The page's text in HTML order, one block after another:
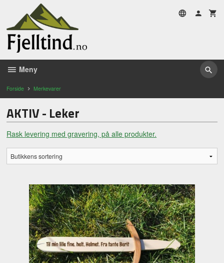
innholdet
Meny
Forside Merkevarer
AKTIV - Leker
Rask levering med gravering, på alle produkter.